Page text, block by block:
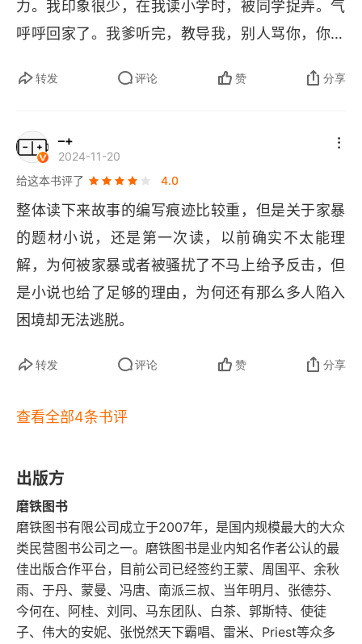
力。我印象很少，在我读小学时，被同学捉弄。气
呼呼回家了。我爹听完，教导我，别人骂你，你就
这样对还不对。但一直按这个原则来对付潜在的危
我从小块头大。我也在观察着身边的世界，我也有
道理。家暴可能有一次，就有无数次。2024 年 2
转发 评论 赞 分享
–+
2024-11-20
给这本书评了
4.0
整体读下来故事的编写痕迹比较重，但是关于家暴
的题材小说，还是第一次读，以前确实不太能理
解，为何被家暴或者被骚扰了不马上给予反击，但
是小说也给了足够的理由，为何还有那么多人陷入
困境却无法逃脱。
转发 评论 赞 分享
查看全部4条书评
出版方
磨铁图书
磨铁图书有限公司成立于2007年，是国内规模最大的大众
类民营图书公司之一。磨铁图书是业内知名作者公认的最
佳出版合作平台，目前公司已经签约王蒙、周国平、余秋
雨、于丹、蒙曼、冯唐、南派三叔、当年明月、张德芬、
今何在、阿桂、刘同、马东团队、白茶、郭斯特、使徒
子、伟大的安妮、张悦然天下霸唱、雷米、Priest等众多